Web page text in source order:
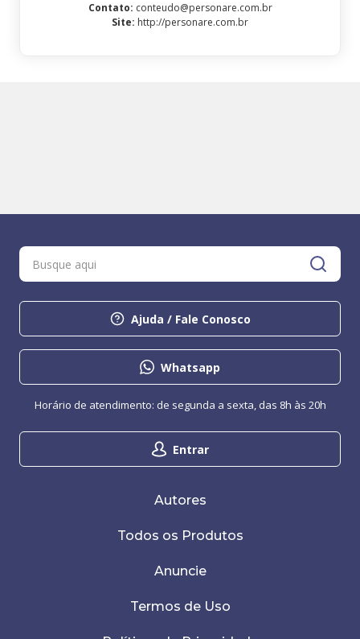
Contato: conteudo@personare.com.br
Site: http://personare.com.br
Ajuda / Fale Conosco
Whatsapp
Entrar
Horário de atendimento: de segunda a sexta, das 8h às 20h
Autores
Todos os Produtos
Anuncie
Termos de Uso